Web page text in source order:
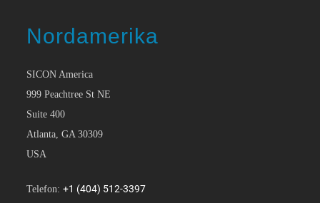
Nordamerika
SICON America
999 Peachtree St NE
Suite 400
Atlanta, GA 30309
USA
Telefon:+1 (404) 512-3397